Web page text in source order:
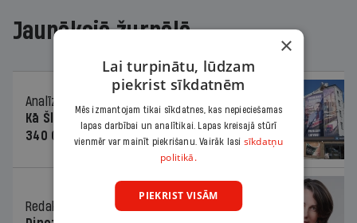
Jaunākajā žurnālā
Analīze
Kā Šlesera partija palika nesodīta par
340 000 vērtu reklāmas kampaņu
Redaktores sleja
06.08.2026.
×
Lai turpinātu, lūdzam
piekrist sīkdatnēm
Mēs izmantojam tikai sīkdatnes, kas nepieciešamas
lapas darbībai un analītikai. Lapas kreisajā stūrī
vienmēr var mainīt piekrišanu. Vairāk lasi sīkdatņu
politikā.
PIEKRIST VISĀM